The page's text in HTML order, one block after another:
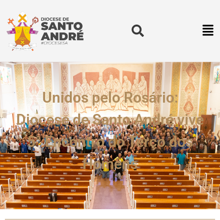
Unidos pelo Rosário:
Diocese de Santo André vive
5° Encontro do Terço dos
Homens